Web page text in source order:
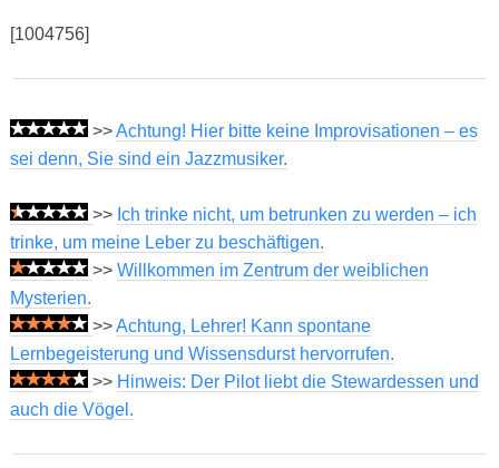
[1004756]
>>Achtung! Hier bitte keine Improvisationen – es
sei denn, Sie sind ein Jazzmusiker.
>> Ich trinke nicht, um betrunken zu werden – ich
trinke, um meine Leber zu beschäftigen.
>> Willkommen im Zentrum der weiblichen
Mysterien.
>>Achtung, Lehrer! Kann spontane
Lernbegeisterung und Wissensdurst hervorrufen.
>> Hinweis: Der Pilot liebt die Stewardessen und
auch die Vögel.